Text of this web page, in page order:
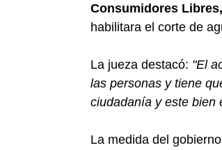
Consumidores Libres,
habilitara el corte de
La jueza destacó: "El
las personas y tiene
ciudadanía y este bien
La medida del